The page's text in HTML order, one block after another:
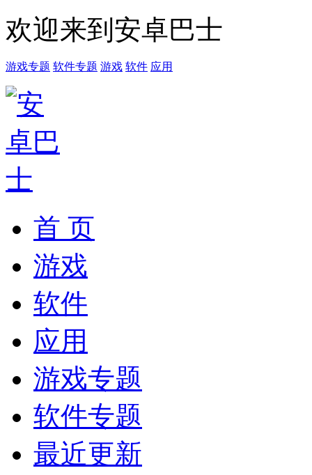
欢迎来到安卓巴士
游戏专题 软件专题 游戏 软件 应用
首 页
游戏
软件
应用
游戏专题
软件专题
最近更新